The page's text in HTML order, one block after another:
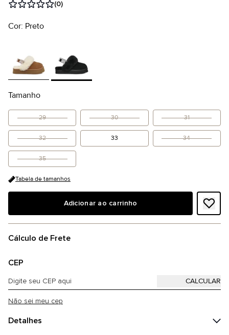
(0)
Cor: Preto
Tamanho
29 30 31
32 33 34
35
Tabela de tamanhos
Adicionar ao carrinho
Cálculo de Frete
CEP
Não sei meu cep
Detalhes